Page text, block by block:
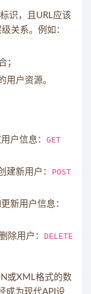
识，且URL应该
关系。例如：
；
用户资源。
户信息： GET
建新用户： POST
新用户信息：
除用户： DELETE
或XML格式的数
成为现代API设